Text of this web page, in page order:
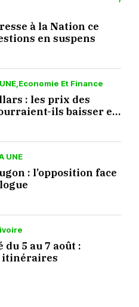
à la Nation ce
en suspens
Economie Et Finance
: les prix des
ils baisser en
UNE
: l’opposition face
5 au 7 août :
itinéraires